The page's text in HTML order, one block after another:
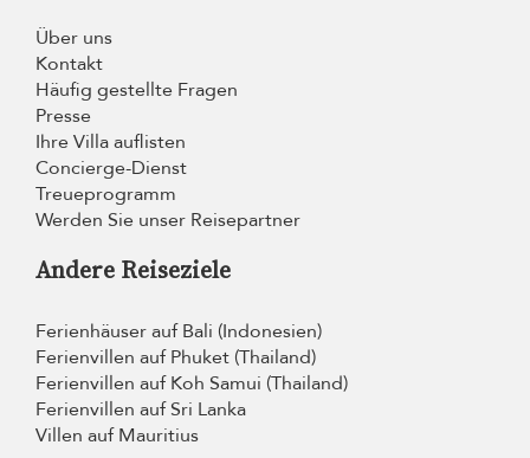
Über uns
Kontakt
Häufig gestellte Fragen
Presse
Ihre Villa auflisten
Concierge-Dienst
Treueprogramm
Werden Sie unser Reisepartner
Andere Reiseziele
Ferienhäuser auf Bali (Indonesien)
Ferienvillen auf Phuket (Thailand)
Ferienvillen auf Koh Samui (Thailand)
Ferienvillen auf Sri Lanka
Villen auf Mauritius